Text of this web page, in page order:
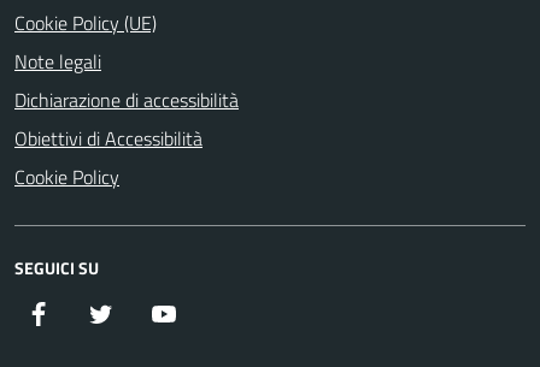
Cookie Policy (UE)
Note legali
Dichiarazione di accessibilità
Obiettivi di Accessibilità
Cookie Policy
SEGUICI SU
Facebook Twitter